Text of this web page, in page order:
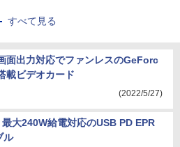
すべて見る
面出力対応でファンレスのGeForc
載ビデオカード
(2022/5/27)
大240W給電対応のUSB PD EPR
ル